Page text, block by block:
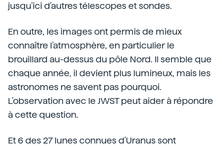
jusqu'ici d'autres télescopes et sondes.
En outre, les images ont permis de mieux
connaître l'atmosphère, en particulier le
brouillard au-dessus du pôle Nord. Il semble que
chaque année, il devient plus lumineux, mais les
astronomes ne savent pas pourquoi.
L'observation avec le JWST peut aider à répondre
à cette question.
Et 6 des 27 lunes connues d'Uranus sont